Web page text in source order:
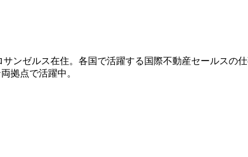
サンゼルス在住。各国で活躍する国際不動産セールスの
拠点で活躍中。